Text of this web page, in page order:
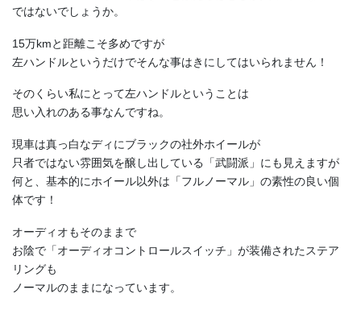
ではないでしょうか。
15万kmと距離こそ多めですが
左ハンドルというだけでそんな事はきにしてはいられません！
そのくらい私にとって左ハンドルということは
思い入れのある事なんですね。
現車は真っ白なディにブラックの社外ホイールが
只者ではない雰囲気を醸し出している「武闘派」にも見えますが
何と、基本的にホイール以外は「フルノーマル」の素性の良い個
体です！
オーディオもそのままで
お陰で「オーディオコントロールスイッチ」が装備されたステア
リングも
ノーマルのままになっています。